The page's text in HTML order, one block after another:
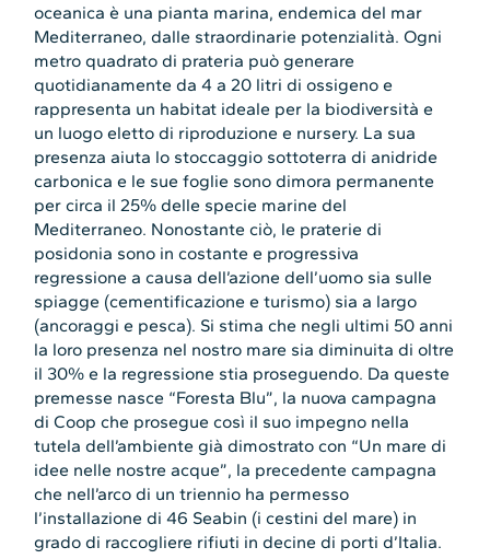
oceanica è una pianta marina, endemica del mar
Mediterraneo, dalle straordinarie potenzialità. Ogni
metro quadrato di prateria può generare
quotidianamente da 4 a 20 litri di ossigeno e
rappresenta un habitat ideale per la biodiversità e
un luogo eletto di riproduzione e nursery. La sua
presenza aiuta lo stoccaggio sottoterra di anidride
carbonica e le sue foglie sono dimora permanente
per circa il 25% delle specie marine del
Mediterraneo. Nonostante ciò, le praterie di
posidonia sono in costante e progressiva
regressione a causa dell’azione dell’uomo sia sulle
spiagge (cementificazione e turismo) sia a largo
(ancoraggi e pesca). Si stima che negli ultimi 50 anni
la loro presenza nel nostro mare sia diminuita di oltre
il 30% e la regressione stia proseguendo. Da queste
premesse nasce “Foresta Blu”, la nuova campagna
di Coop che prosegue così il suo impegno nella
tutela dell’ambiente già dimostrato con “Un mare di
idee nelle nostre acque”, la precedente campagna
che nell’arco di un triennio ha permesso
l’installazione di 46 Seabin (i cestini del mare) in
grado di raccogliere rifiuti in decine di porti d’Italia.